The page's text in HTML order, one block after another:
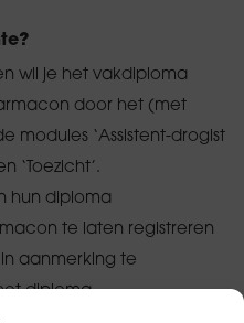
wil je het vakdiploma
door het (met
modules ‘Assistent-drogist
‘Toezicht’.
hun diploma
te laten registreren
aanmerking te
diploma